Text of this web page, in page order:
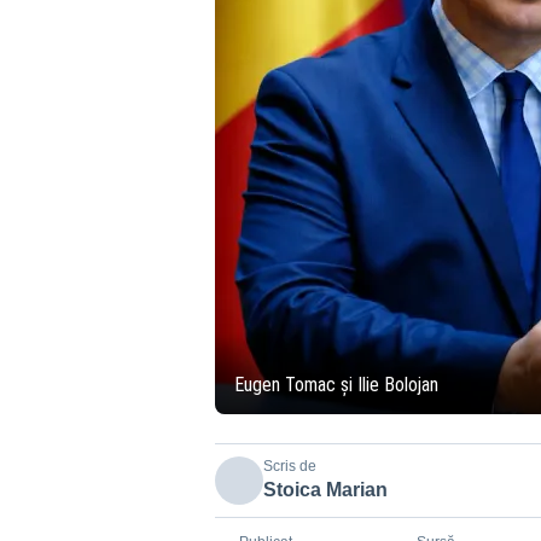
Eugen Tomac și Ilie Bolojan
Scris de
Stoica Marian